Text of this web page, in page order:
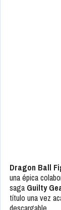
Dragon Ball
una épica
saga Guilty
título una vez